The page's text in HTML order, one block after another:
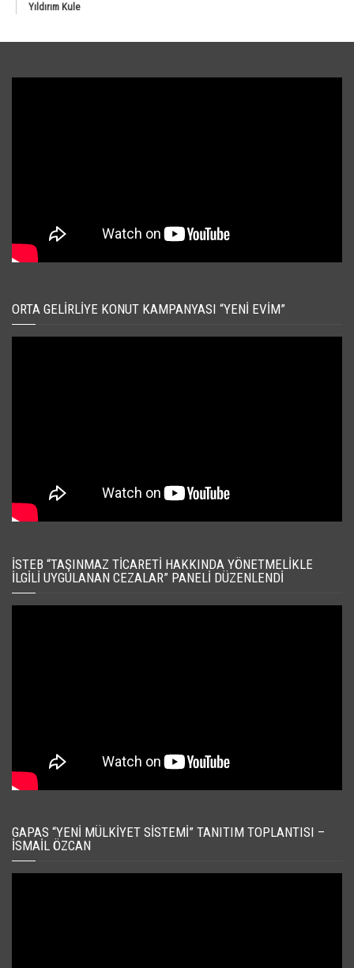
Yıldırım Kule
ORTA GELIRLIYE KONUT KAMPANYASI “YENI EVIM”
İSTEB “TAŞINMAZ TICARETI HAKKINDA YÖNETMELIKLE
İLGILI UYGULANAN CEZALAR” PANELI DÜZENLENDI
GAPAS “YENI MÜLKIYET SISTEMI” TANITIM TOPLANTISI –
İSMAIL ÖZCAN